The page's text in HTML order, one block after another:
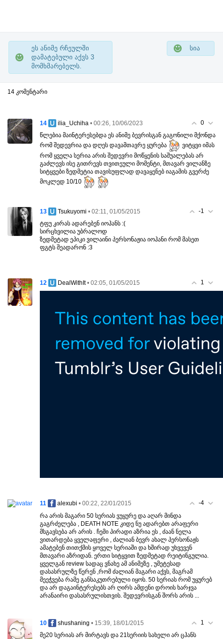
ეს ანიმე რჩეულში
დამატებული აქვს 3
მომხმარებელს.
სია
14 კომენტარი
0
14 ilia_Uchiha • 00:26, 10/06/2023
წლებია მაინტერესებდა ეს ანიმე ბევრისგან გაგონილი მქონდა
რომ შედევრია და დღეს დავამთავრე ყურება
ვიტყვი იმას
რომ ყველა სერია არის შედევრი მოწყენის საშუალებას არ
გაძლევს ისე გითრევს თვითეული მომენტი, მთავარ ვილანზე
სიტყვები ზედმეტია თავისუფლად დავაყენებ იაგამის გვერძე
მოკლედ 10/10
-1
13 Tsukuyomi • 02:11, 01/05/2015
ტფუ კირას ადარებენ იოჰანს :(
სირცხვილია უბრალოდ
ზედმეტად ეპიკი ვილაინი პერსონაჟია იოჰანი რომ მასეთ
ფგტს შეადარონ :3
1
12 DealWithIt • 02:05, 01/05/2015
-4
11 alexubi • 00:22, 22/01/2015
რა არის მაგარი 50 სერიას ვუყურე და აღარ მინდა
გაგრძელება , DEATH NOTE კიდე ნუ ადარებთ არაფერი
მსგავსება არ არის . ჩემი პირადი აზრია ეს , ძაან ნელა
ვითარდება ყველაფერი , ძალიან ბევრ ახალ პერსონაჟს
ამატებენ თითქმის ყოველ სერიაში და ხშირად უხვევენ
მთავარი აზრიდან. ერთი სიტყვით ზედმეტად რეიტინგულია.
ყველგან review სადაც ვნახე ამ ანიმეზე , უმეტესად
დასასრულზე წერენ ,რომ ძალიან მაგარი აქვს, მაგრამ
მეეჭვება რამე განსაკუთრებული იყოს. 50 სერიას რომ უყურებ
და არ დაგაინტერესებს არ ღირს ამდენი დროის ხარჯვა
არანაირი დასასრულისთვის. შედევრისგან შორს არის ...
1
10 shushaning • 15:39, 18/01/2015
მე20 სერიას არ მირტავს და 21სერიის სახელი არ ცჰანს